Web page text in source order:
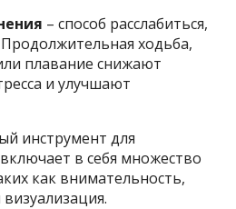
– способ расслабиться,
ходьба,
плавание снижают
и улучшают
инструмент для
в себя множество
как внимательность,